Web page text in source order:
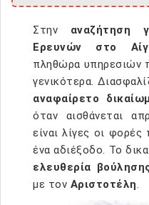
Στην αναζήτηση
Ερευνών στο
πληθώρα υπηρεσιών
γενικότερα.
αναφαίρετο
όταν αισθάνεται
είναι λίγες οι
ένα αδιέξοδο. Το
ελευθερία
με τον Αριστοτέλη.